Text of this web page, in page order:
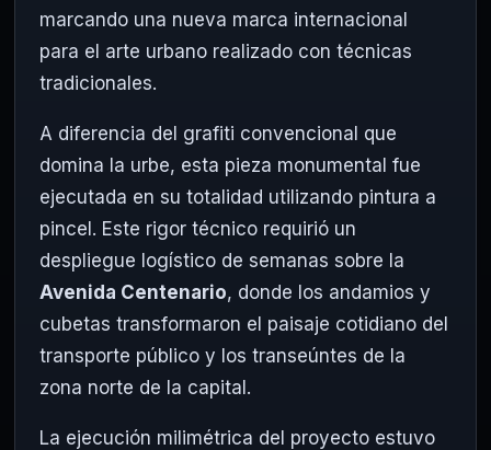
marcando una nueva marca internacional
para el arte urbano realizado con técnicas
tradicionales.
A diferencia del grafiti convencional que
domina la urbe, esta pieza monumental fue
ejecutada en su totalidad utilizando pintura a
pincel. Este rigor técnico requirió un
despliegue logístico de semanas sobre la
Avenida Centenario, donde los andamios y
cubetas transformaron el paisaje cotidiano del
transporte público y los transeúntes de la
zona norte de la capital.
La ejecución milimétrica del proyecto estuvo